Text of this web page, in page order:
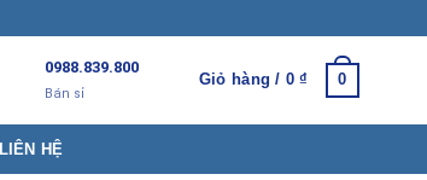
0988.839.800
Bán sỉ
Giỏ hàng / 0₫ 0
LIÊN HỆ